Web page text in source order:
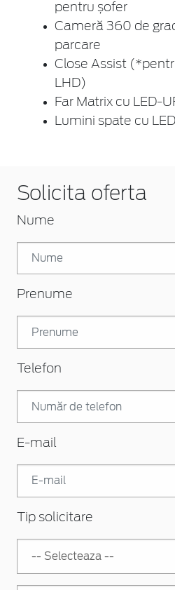
pentru șofer
Cameră 360 de
parcare
Close Assist
LHD)
Far Matrix cu LED-
Lumini spate cu
Solicita oferta
Nume
Prenume
Telefon
E-mail
Tip solicitare